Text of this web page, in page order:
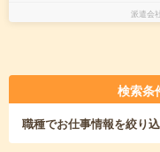
派遣会社
検索条
職種でお仕事情報を絞り